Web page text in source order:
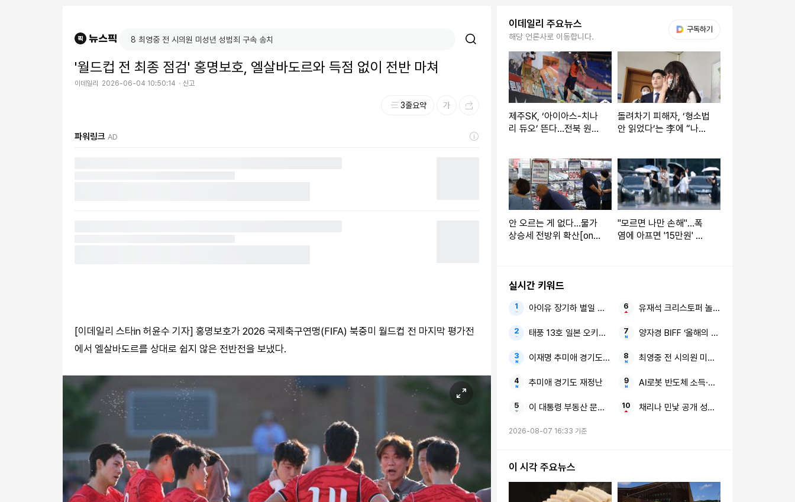
'월드컵 전 최종 점검' 홍명보호, 엘살바도르와 득점 없이 전반 마쳐
이데일리 2026-06-04 10:50:14 신고
3줄요약
파워링크 AD
[이데일리 스타in 허윤수 기자] 홍명보호가 2026 국제축구연맹(FIFA) 북중미 월드컵 전 마지막 평가전
에서 엘살바도르를 상대로 쉽지 않은 전반전을 보냈다.
이데일리 주요뉴스
해당 언론사로 이동합니다.
구독하기
제주SK, ‘아이아스-치나
리 듀오’ 뜬다…전북 원정
돌려차기 피해자, ‘형소법
안 읽었다’는 李에 “나도
안 오르는 게 없다…물가
상승세 전방위 확산[only
"모르면 나만 손해"…폭
염에 아프면 '15만원' 받
실시간 키워드
아이유 장기하 별일 없이 산다
태풍 13호 일본 오키나와
이재명 추미애 경기도 재정 비상
추미애 경기도 재정난
이 대통령 부동산 문제 축구 협회
유재석 크리스토퍼 놀란 정준하
양자경 BIFF ‘올해의 亞영화인상’ 부산 방문
최영중 전 시의원 미성년 성범죄 구속 송치
AI로봇 반도체 소득·법인세 특례
채리나 민낯 공개 성형괴물
2026-08-07 16:33 기준
이 시각 주요뉴스